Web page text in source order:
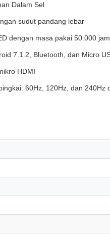
Dalam Sel
sudut pandang lebar
dengan masa pakai 50.000 jam
7.1.2, Bluetooth, dan Micro
HDMI
60Hz, 120Hz, dan 240Hz